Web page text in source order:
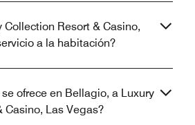
Collection Resort & Casino,
a la habitación?
ofrece en Bellagio, a Luxury
Casino, Las Vegas?